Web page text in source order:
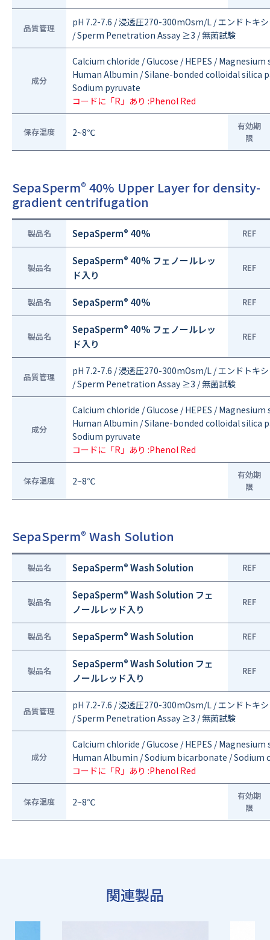
品質管理
pH 7.2-7.6 / 浸透圧270-300mOsm/L / エンドト
/ Sperm Penetration Assay ≥3 / 無菌試験
成分
Calcium chloride / Glucose / HEPES /
Human Albumin / Silane-bonded colloidal silica
Sodium pyruvate
コードに「R」あり :Phenol Red
保存温度 2~8℃
有効期
限
SepaSperm® 40% Upper Layer for density-
gradient centrifugation
製品名 SepaSperm® 40% REF
製品名
SepaSperm® 40% フェノールレッ
ド入り
REF
製品名 SepaSperm® 40% REF
製品名
SepaSperm® 40% フェノールレッ
ド入り
REF
品質管理
pH 7.2-7.6 / 浸透圧270-300mOsm/L / エンドト
/ Sperm Penetration Assay ≥3 / 無菌試験
成分
Calcium chloride / Glucose / HEPES /
Human Albumin / Silane-bonded colloidal silica
Sodium pyruvate
コードに「R」あり :Phenol Red
保存温度 2~8℃
有効期
限
SepaSperm® Wash Solution
製品名 SepaSperm® Wash Solution REF
製品名
SepaSperm® Wash Solution フェ
ノールレッド入り
REF
製品名 SepaSperm® Wash Solution REF
製品名
SepaSperm® Wash Solution フェ
ノールレッド入り
REF
品質管理
pH 7.2-7.6 / 浸透圧270-300mOsm/L / エンドト
/ Sperm Penetration Assay ≥3 / 無菌試験
成分
Calcium chloride / Glucose / HEPES /
Human Albumin / Sodium bicarbonate /
コードに「R」あり :Phenol Red
保存温度 2~8℃
有効期
限
関連製品